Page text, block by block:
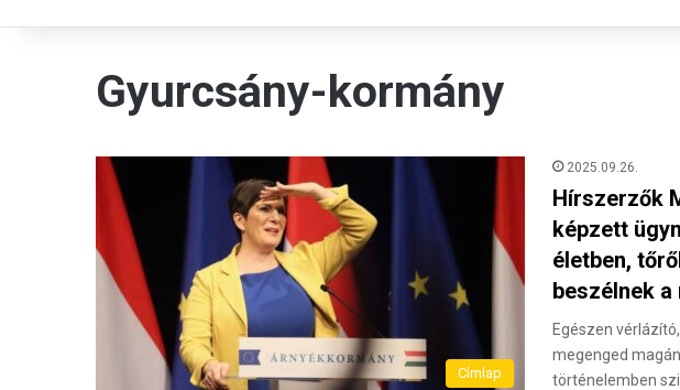
Gyurcsány-kormány
Címlap
2025.09.26.
Hírszerzők
képzett
életben,
beszélnek
Egészen
megenged
történelemben